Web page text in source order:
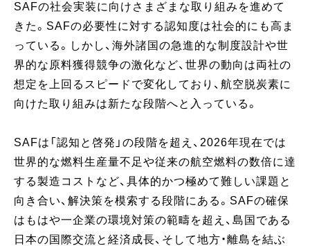
SAFの社会実装に向けさまざまな取り組みを進めて
きた。SAFの必要性に対する認知度は社会的にも高ま
っている。しかし、海外諸国の急進的な制度設計や世
界的な原料獲得競争の激化など、世界の動向は両社の
想定を上回るスピードで変化しており、航空脱炭素に
向けた取り組みは新たな段階へと入っている。
SAFは「認知と啓発」の段階を超え、2026年現在では
世界的な燃料生産量不足や従来の航空燃料の数倍に達
する製造コストなど、具体的かつ極めて難しい課題と
向き合い、解決策を模索する段階にある。SAFの確保
はもはや一企業の環境対策の範疇を超え、島国である
日本の国際交流と経済成長、そして地方・離島を結ぶ